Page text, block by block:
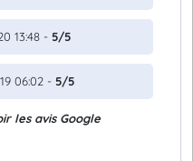
13:48 - 5/5
06:02 - 5/5
les avis Google